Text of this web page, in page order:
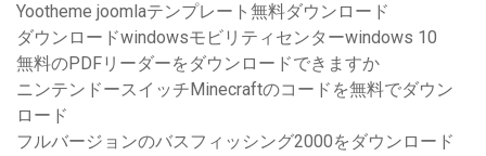
Yootheme joomlaテンプレート無料ダウンロード
ダウンロードwindowsモビリティセンターwindows 10
無料のPDFリーダーをダウンロードできますか
ニンテンドースイッチMinecraftのコードを無料でダウン
ロード
フルバージョンのバスフィッシング2000をダウンロード